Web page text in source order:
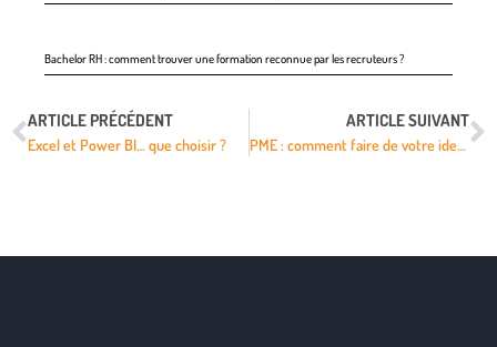
Bachelor RH : comment trouver une formation reconnue par les recruteurs ?
ARTICLE PRÉCÉDENT
Excel et Power BI… que choisir ?
ARTICLE SUIVANT
PME : comment faire de votre identité visuelle un atout ?